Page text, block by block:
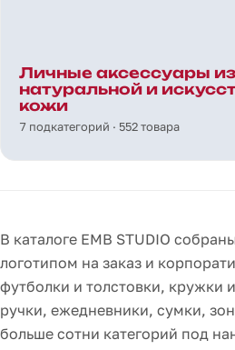
Личные аксессуары из
натуральной и
кожи
7 подкатегорий · 552 товара
В каталоге EMB STUDIO
логотипом на заказ и
футболки и толстовки, кружки
ручки, ежедневники, сумки,
больше сотни категорий под